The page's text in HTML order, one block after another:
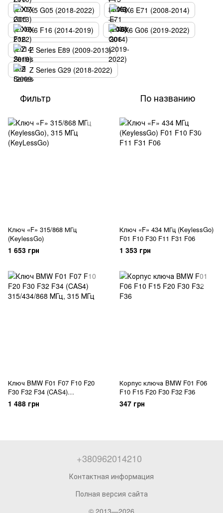
X5 G05 (2018-2022)
X6 E71 (2008-2014)
X6 F16 (2014-2019)
X6 G06 (2019-2022)
Z Series E89 (2009-2013)
Z Series G29 (2018-2022)
Фильтр По названию
Ключ «F» 315/868 МГц
(KeylessGo)
1 653 грн
Ключ «F» 434 МГц (KeylessGo)
F01 F10 F30 F11 F31 F06
1 353 грн
Ключ BMW F01 F07 F10 F20
F30 F32 F34 (CAS4)
315/434/868 МГц
1 488 грн
Корпус ключа BMW F01 F06
F10 F15 F20 F30 F32 F36
347 грн
+380962014210
Контактная информация
Полная версия сайта
© 2013—2026